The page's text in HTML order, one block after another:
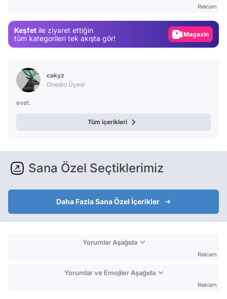
Reklam
Keşfet ile ziyaret ettiğin
tüm kategorileri tek akışta gör!
Video
cakyz
Onedio Üyesi
evet.
Tüm içerikleri
Sana Özel Seçtiklerimiz
Daha Fazla Sana Özel İçerikler
Yorumlar Aşağıda
Reklam
Yorumlar ve Emojiler Aşağıda
Reklam